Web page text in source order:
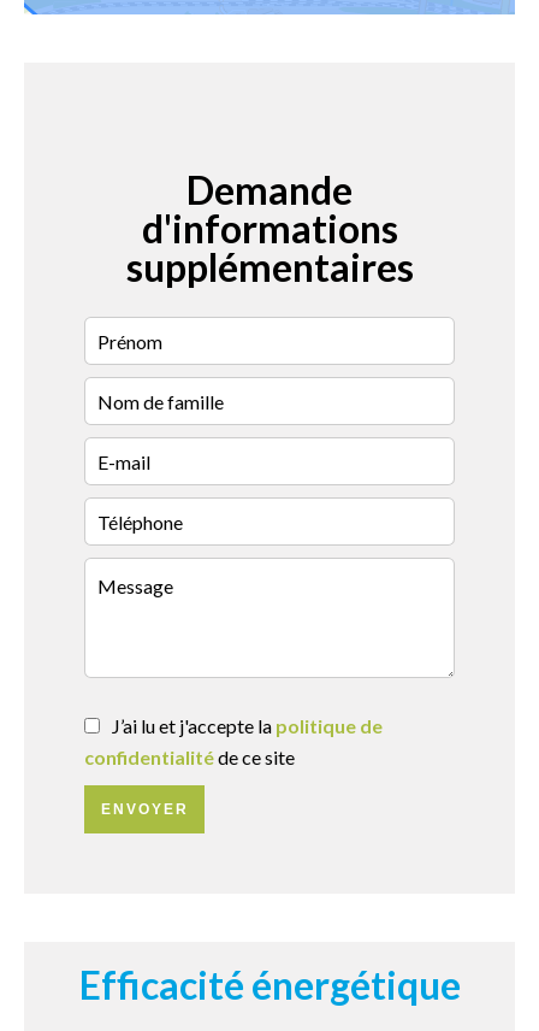
Demande
d'informations
supplémentaires
J’ai lu et j'accepte la politique de
confidentialitéde ce site
ENVOYER
Efficacité énergétique